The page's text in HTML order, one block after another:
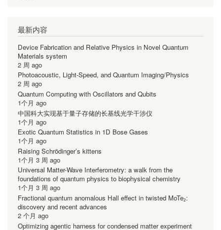
最新内容
Device Fabrication and Relative Physics in Novel Quantum
Materials system
2 周 ago
Photoacoustic, Light-Speed, and Quantum Imaging/Physics
2 周 ago
Quantum Computing with Oscillators and Qubits
1个月 ago
中国科大实现基于量子存储的长基线光学干涉仪
1个月 ago
Exotic Quantum Statistics in 1D Bose Gases
1个月 ago
Raising Schrödinger’s kittens
1个月 3 周 ago
Universal Matter-Wave Interferometry: a walk from the
foundations of quantum physics to biophysical chemistry
1个月 3 周 ago
Fractional quantum anomalous Hall effect in twisted MoTe₂:
discovery and recent advances
2 个月 ago
Optimizing agentic harness for condensed matter experiment